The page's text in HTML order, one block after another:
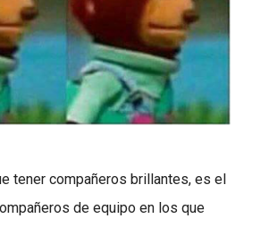
tener compañeros brillantes, es el
de equipo en los que